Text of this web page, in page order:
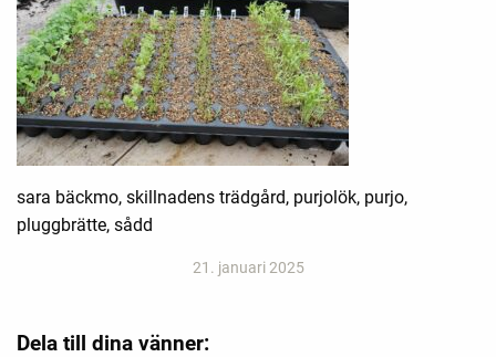
sara bäckmo, skillnadens trädgård, purjolök, purjo,
pluggbrätte, sådd
21. januari 2025
Dela till dina vänner: